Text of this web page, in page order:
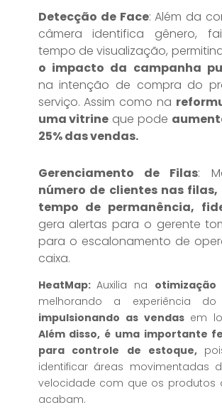
Detecção de Face: Além da
câmera identifica gênero,
tempo de visualização,
o impacto da campanha
na intenção de compra do
serviço. Assim como na
uma vitrine que pode
25% das vendas.
Gerenciamento de Filas:
número de clientes nas
tempo de permanência,
gera alertas para o gerente
para o escalonamento de
caixa.
HeatMap:Auxilia na otimização
melhorando a experiência
impulsionando as vendasem
Além disso, é uma importante
para controle de estoque,
identificar áreas movimentadas
velocidade com que os produtos
acabam.